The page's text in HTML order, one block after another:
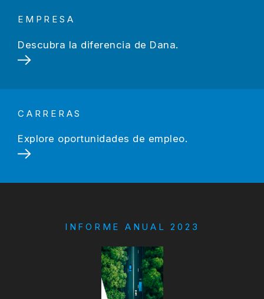
EMPRESA
Descubra la diferencia de Dana.
CARRERAS
Explore oportunidades de empleo.
INFORME ANUAL 2023